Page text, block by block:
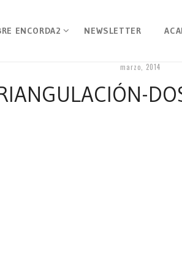
ENCORDA2 NEWSLETTER
marzo, 2014